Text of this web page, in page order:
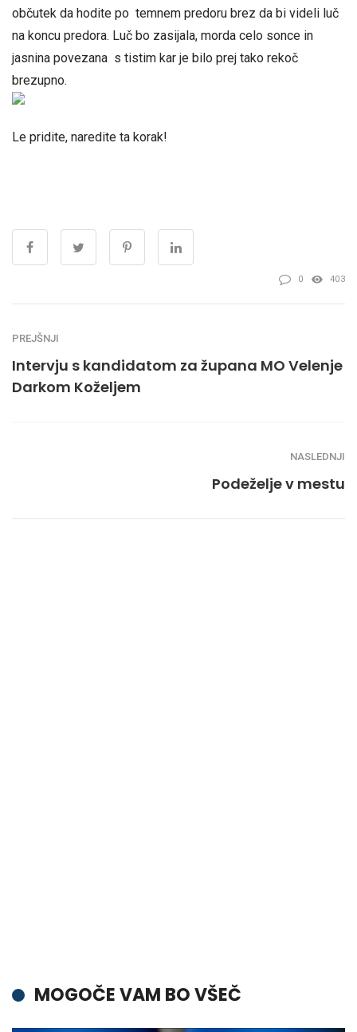
občutek da hodite po temnem predoru brez da bi videli luč
na koncu predora. Luč bo zasijala, morda celo sonce in
jasnina povezana s tistim kar je bilo prej tako rekoč
brezupno.
Le pridite, naredite ta korak!
0 403
PREJŠNJI
Intervju s kandidatom za župana MO Velenje
Darkom Koželjem
NASLEDNJI
Podeželje v mestu
MOGOČE VAM BO VŠEČ